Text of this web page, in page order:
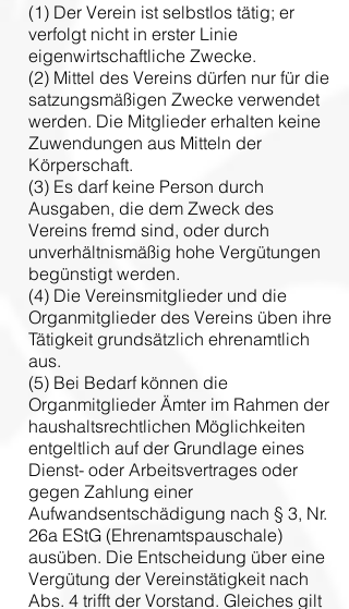
(1) Der Verein ist selbstlos tätig; er
verfolgt nicht in erster Linie
eigenwirtschaftliche Zwecke.
(2) Mittel des Vereins dürfen nur für die
satzungsmäßigen Zwecke verwendet
werden. Die Mitglieder erhalten keine
Zuwendungen aus Mitteln der
Körperschaft.
(3) Es darf keine Person durch
Ausgaben, die dem Zweck des
Vereins fremd sind, oder durch
unverhältnismäßig hohe Vergütungen
begünstigt werden.
(4) Die Vereinsmitglieder und die
Organmitglieder des Vereins üben ihre
Tätigkeit grundsätzlich ehrenamtlich
aus.
(5) Bei Bedarf können die
Organmitglieder Ämter im Rahmen der
haushaltsrechtlichen Möglichkeiten
entgeltlich auf der Grundlage eines
Dienst- oder Arbeitsvertrages oder
gegen Zahlung einer
Aufwandsentschädigung nach § 3, Nr.
26a EStG (Ehrenamtspauschale)
ausüben. Die Entscheidung über eine
Vergütung der Vereinstätigkeit nach
Abs. 4 trifft der Vorstand. Gleiches gilt